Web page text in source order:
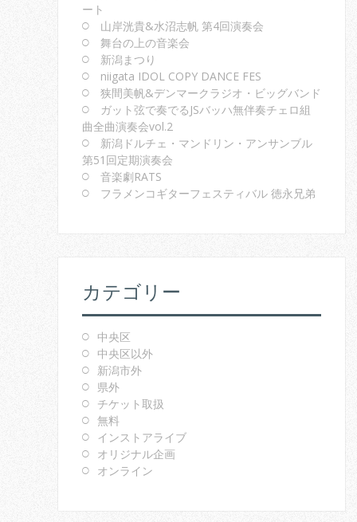
ート
山岸洸貴&水沼志帆 第4回演奏会
舞台の上の音楽会
新潟まつり
niigata IDOL COPY DANCE FES
狭間美帆&デンマークラジオ・ビッグバンド
ガット弦で奏でるJSバッハ無伴奏チェロ組
曲全曲演奏会vol.2
新潟ドルチェ・マンドリン・アンサンブル
第51回定期演奏会
音楽劇RATS
フラメンコギターフェスティバル 徳永兄弟
カテゴリー
中央区
中央区以外
新潟市外
県外
チケット取扱
無料
インストアライブ
オリジナル企画
オンライン